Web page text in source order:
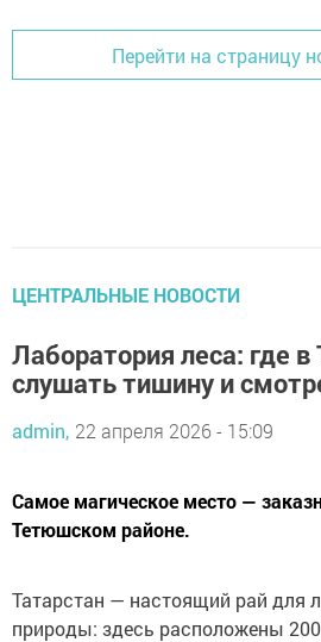
Перейти на страницу
ЦЕНТРАЛЬНЫЕ НОВОСТИ
Лаборатория леса: где в
слушать тишину и
admin, 22 апреля 2026 - 15:09
Самое магическое место —
Тетюшском районе.
Татарстан — настоящий рай для
природы: здесь расположены